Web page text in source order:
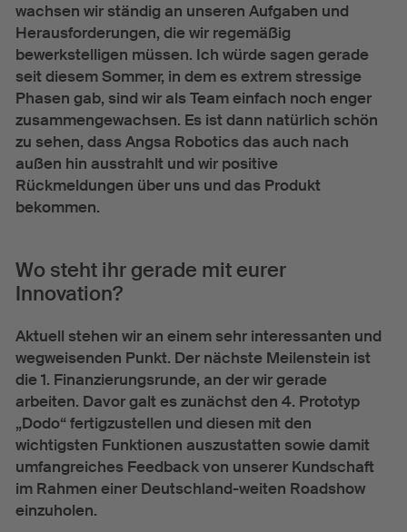
wachsen wir ständig an unseren Aufgaben und
Herausforderungen, die wir regemäßig
bewerkstelligen müssen. Ich würde sagen gerade
seit diesem Sommer, in dem es extrem stressige
Phasen gab, sind wir als Team einfach noch enger
zusammengewachsen. Es ist dann natürlich schön
zu sehen, dass Angsa Robotics das auch nach
außen hin ausstrahlt und wir positive
Rückmeldungen über uns und das Produkt
bekommen.
Wo steht ihr gerade mit eurer
Innovation?
Aktuell stehen wir an einem sehr interessanten und
wegweisenden Punkt. Der nächste Meilenstein ist
die 1. Finanzierungsrunde, an der wir gerade
arbeiten. Davor galt es zunächst den 4. Prototyp
„Dodo“ fertigzustellen und diesen mit den
wichtigsten Funktionen auszustatten sowie damit
umfangreiches Feedback von unserer Kundschaft
im Rahmen einer Deutschland-weiten Roadshow
einzuholen.